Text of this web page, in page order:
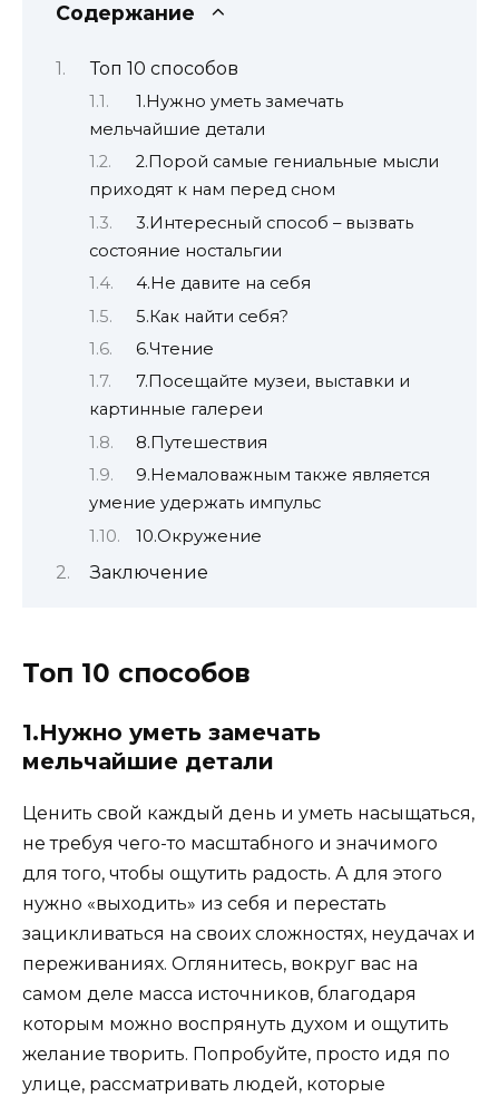
Содержание
Топ 10 способов
1.Нужно уметь замечать
мельчайшие детали
2.Порой самые гениальные мысли
приходят к нам перед сном
3.Интересный способ – вызвать
состояние ностальгии
4.Не давите на себя
5.Как найти себя?
6.Чтение
7.Посещайте музеи, выставки и
картинные галереи
8.Путешествия
9.Немаловажным также является
умение удержать импульс
10.Окружение
Заключение
Топ 10 способов
1.Нужно уметь замечать
мельчайшие детали
Ценить свой каждый день и уметь насыщаться,
не требуя чего-то масштабного и значимого
для того, чтобы ощутить радость. А для этого
нужно «выходить» из себя и перестать
зацикливаться на своих сложностях, неудачах и
переживаниях. Оглянитесь, вокруг вас на
самом деле масса источников, благодаря
которым можно воспрянуть духом и ощутить
желание творить. Попробуйте, просто идя по
улице, рассматривать людей, которые